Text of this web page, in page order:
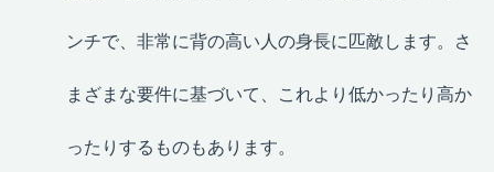
ンチで、非常に背の高い人の身長に匹敵します。さ
まざまな要件に基づいて、これより低かったり高か
ったりするものもあります。